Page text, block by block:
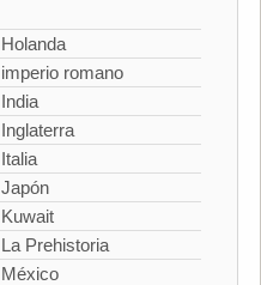
Holanda
imperio romano
India
Inglaterra
Italia
Japón
Kuwait
La Prehistoria
México